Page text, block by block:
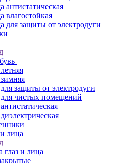
антистатическая
влагостойкая
для защиты от электродуги
защиты от электродуги
чистых помещений
лица
глаз и лица